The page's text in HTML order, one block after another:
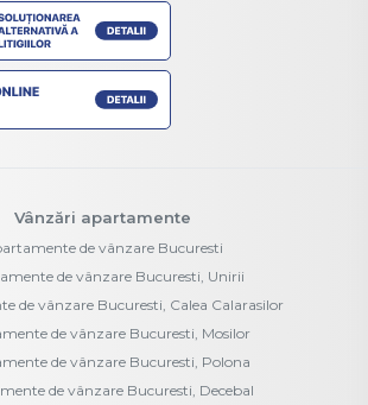
Vânzări apartamente
de vânzare Bucuresti
de vânzare Bucuresti, Unirii
de vânzare Bucuresti, Calea Calarasilor
de vânzare Bucuresti, Mosilor
de vânzare Bucuresti, Polona
de vânzare Bucuresti, Decebal